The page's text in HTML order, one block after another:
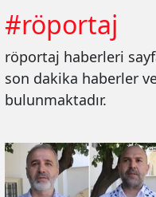
#röportaj
röportaj haberleri
son dakika haberler
bulunmaktadır.